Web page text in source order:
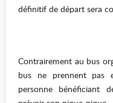
définitif de départ sera
Contrairement au bus
bus ne prennent pas
personne bénéficiant